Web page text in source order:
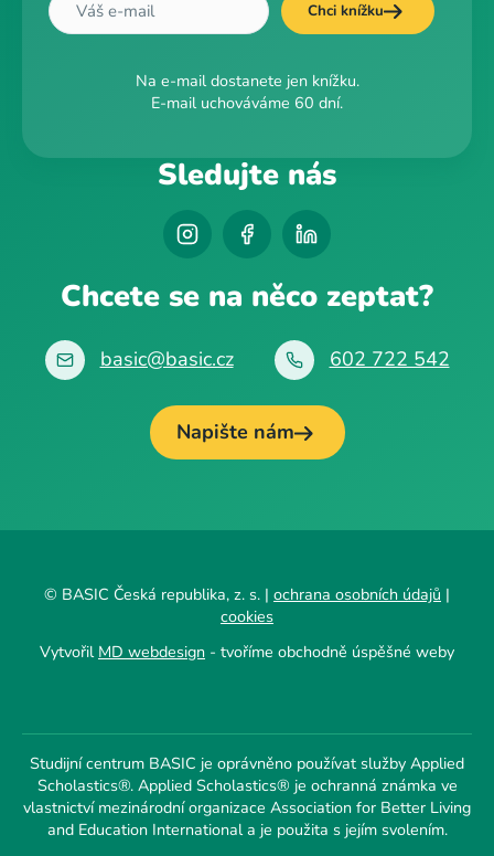
Chci knížku
Na e-mail dostanete jen knížku.
E-mail uchováváme 60 dní.
Sledujte nás
Chcete se na něco zeptat?
basic@basic.cz 602 722 542
Napište nám
© BASIC Česká republika, z. s. | ochrana osobních údajů |
cookies
Vytvořil MD webdesign - tvoříme obchodně úspěšné weby
Studijní centrum BASIC je oprávněno používat služby Applied
Scholastics®. Applied Scholastics® je ochranná známka ve
vlastnictví mezinárodní organizace Association for Better Living
and Education International a je použita s jejím svolením.